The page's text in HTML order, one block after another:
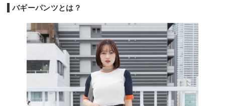
バギーパンツとは？